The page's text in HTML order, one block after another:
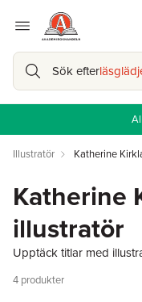
Sök efter
Illustratör Katherine
Katherine
illustratör
Upptäck titlar med
4 produkter